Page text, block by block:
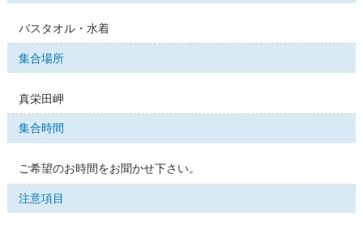
バスタオル・水着
集合場所
真栄田岬
集合時間
ご希望のお時間をお聞かせ下さい。
注意項目